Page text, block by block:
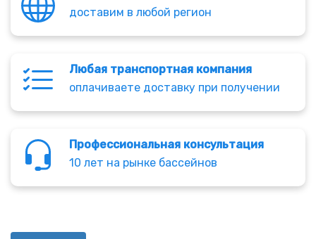
доставим в любой регион
Любая транспортная компания
оплачиваете доставку при получении
Профессиональная консультация
10 лет на рынке бассейнов